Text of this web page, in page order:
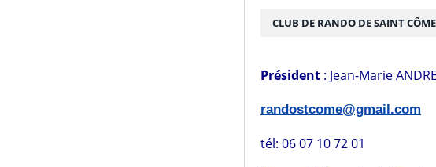
CLUB DE RANDO DE SAINT
Président : Jean-Marie
randostcome@gmail.com
tél: 06 07 10 72 01